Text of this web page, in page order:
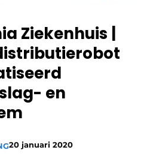
Ziekenhuis |
en
20 januari 2020